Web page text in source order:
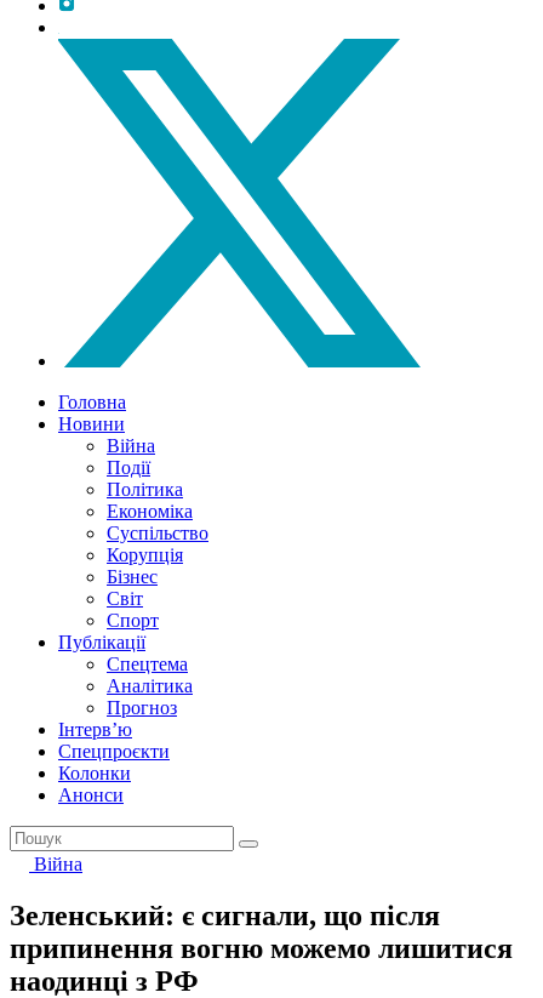
Головна
Новини
Війна
Події
Політика
Економіка
Суспільство
Корупція
Бізнес
Світ
Спорт
Публікації
Спецтема
Аналітика
Прогноз
Інтерв’ю
Спецпроєкти
Колонки
Анонси
Війна
Зеленський: є сигнали, що після
припинення вогню можемо лишитися
наодинці з РФ